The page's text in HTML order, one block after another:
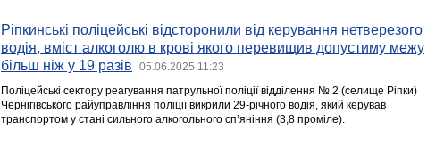
Ріпкинські поліцейські відсторонили від керування нетверезого
водія, вміст алкоголю в крові якого перевищив допустиму межу
більш ніж у 19 разів
05.06.2025 11:23
Поліцейські сектору реагування патрульної поліції відділення № 2 (селище Ріпки)
Чернігівського райуправління поліції викрили 29-річного водія, який керував
транспортом у стані сильного алкогольного сп’яніння (3,8 проміле).